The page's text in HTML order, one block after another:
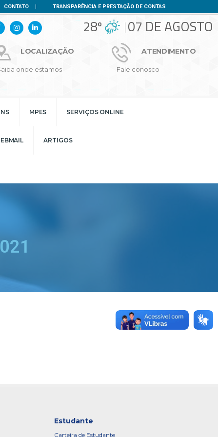
CONTATO | TRANSPARÊNCIA E PRESTAÇÃO DE CONTAS
28º 07 DE AGOSTO
LOCALIZAÇÃO
onde estamos
ATENDIMENTO
Fale conosco
MPES SERVIÇOS ONLINE
ARTIGOS
Estudante
Carteira de Estudante